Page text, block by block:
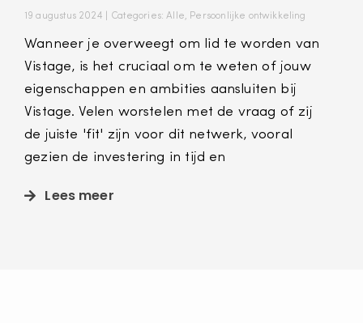
19 augustus 2024 | Categories:Alle, Persoonlijke ontwikkeling
Wanneer je overweegt om lid te worden van
Vistage, is het cruciaal om te weten of jouw
eigenschappen en ambities aansluiten bij
Vistage. Velen worstelen met de vraag of zij
de juiste 'fit' zijn voor dit netwerk, vooral
gezien de investering in tijd en
Lees meer